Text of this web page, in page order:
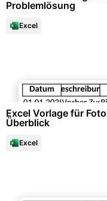
Problemlösung
Excel
Excel Vorlage für
Überblick
Excel